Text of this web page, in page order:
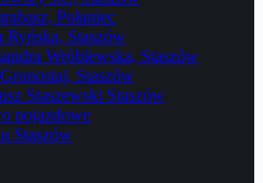
Połaniec
Staszów
Wróblewska, Staszów
Staszów
Staszewski Staszów
pojazdowe
Staszów